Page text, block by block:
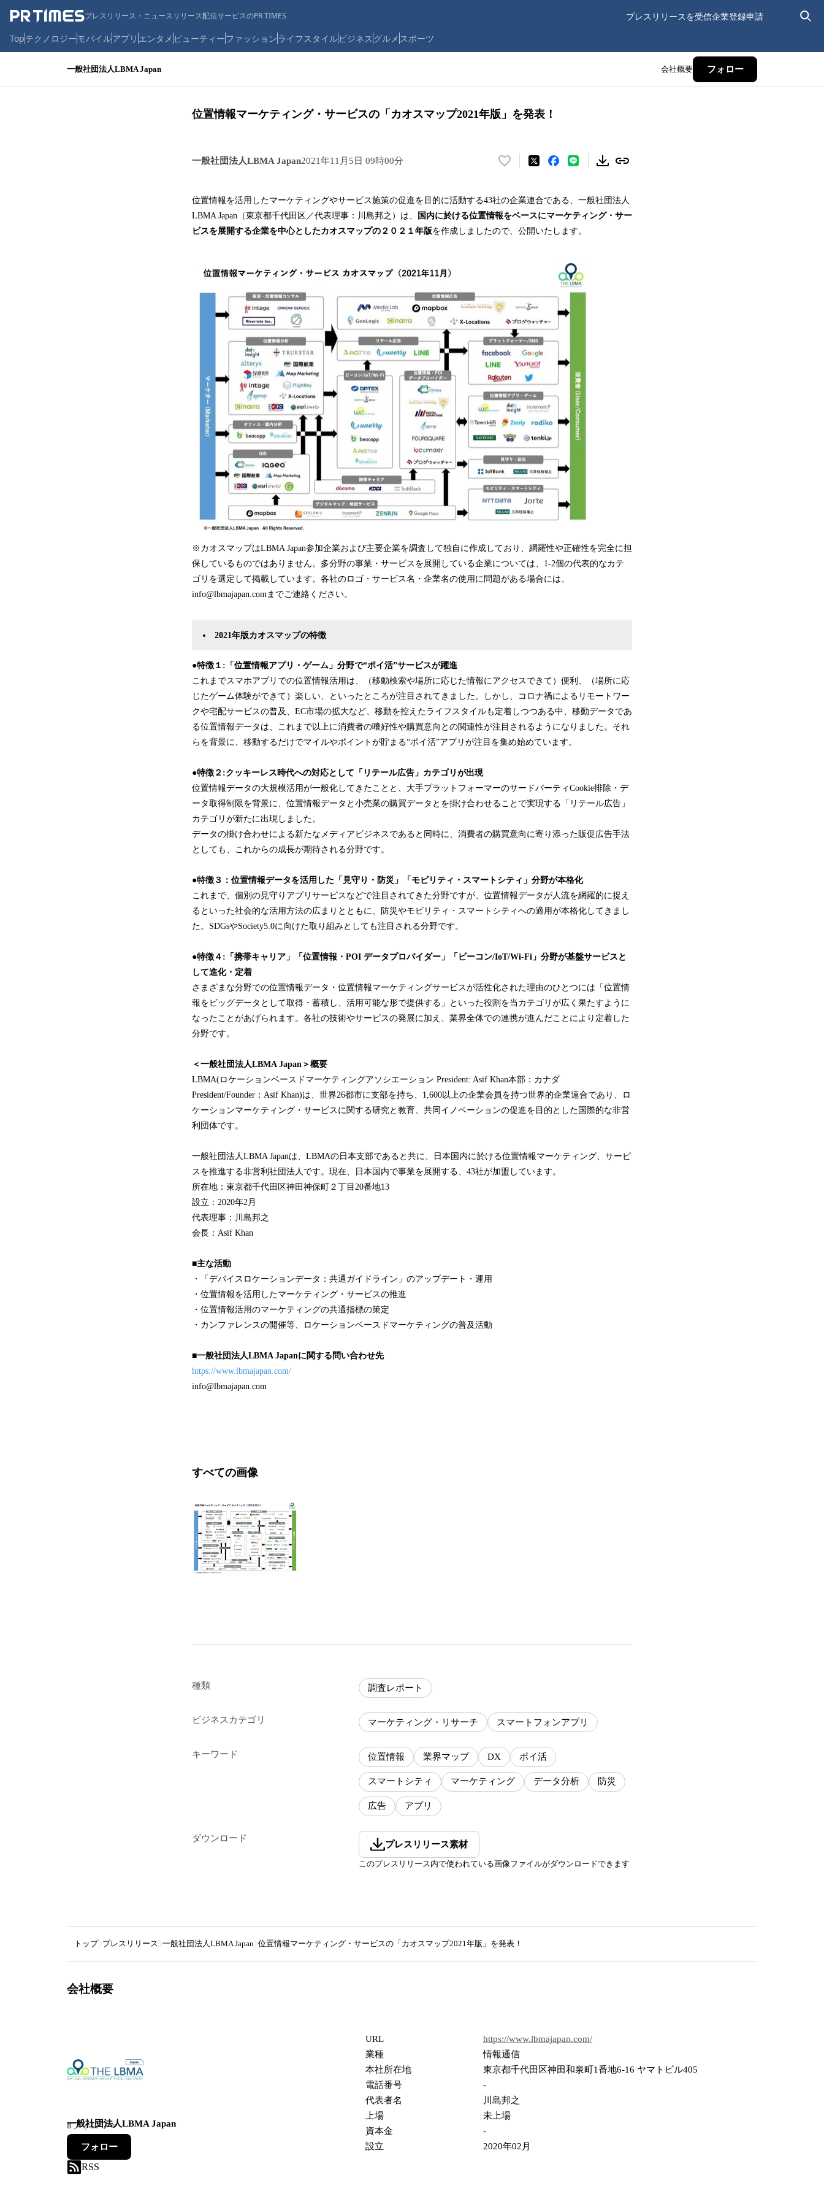
プレスリリース・ニュースリリース配信サービスのPR TIMES プレスリリースを受信企業登録申請
Topテクノロジーモバイルアプリ エンタメ ビューティーファッションライフスタイルビジネス グルメ スポーツ
一般社団法人LBMA Japan 会社概要 フォロー
位置情報マーケティング・サービスの「カオスマップ2021年版」を発表！
一般社団法人LBMA Japan2021年11月5日 09時00分
い
！
数
を
中
で
す
位置情報を活用したマーケティングやサービス施策の促進を目的に活動する43社の企業連合である、一般社団法人
LBMA Japan（東京都千代田区／代表理事：川島邦之）は、
国内に於ける位置情報をベースにマーケティング・サー
ビスを展開する企業を中心としたカオスマップの２０２１年版を作成しましたので、公開いたします。
※カオスマップはLBMA Japan参加企業および主要企業を調査して独自に作成しており、網羅性や正確性を完全に担
保しているものではありません。多分野の事業・サービスを展開している企業については、1-2個の代表的なカテ
ゴリを選定して掲載しています。各社のロゴ・サービス名・企業名の使用に問題がある場合には、
info@lbmajapan.comまでご連絡ください。
2021年版カオスマップの特徴
●特徴１ : 「位置情報アプリ・ゲーム」分野で“ポイ活”サービスが躍進
これまでスマホアプリでの位置情報活用は、（移動検索や場所に応じた情報にアクセスできて）便利、（場所に応
じたゲーム体験ができて）楽しい、といったところが注目されてきました。しかし、コロナ禍によるリモートワー
クや宅配サービスの普及、EC市場の拡大など、移動を控えたライフスタイルも定着しつつある中、移動データであ
る位置情報データは、これまで以上に消費者の嗜好性や購買意向との関連性が注目されるようになりました。それ
らを背景に、移動するだけでマイルやポイントが貯まる“ポイ活”アプリが注目を集め始めています。
●特徴２ :クッキーレス時代への対応として「リテール広告」カテゴリが出現
位置情報データの大規模活用が一般化してきたことと、大手プラットフォーマーのサードパーティCookie排除・デ
ータ取得制限を背景に、位置情報データと小売業の購買データとを掛け合わせることで実現する「リテール広告」
カテゴリが新たに出現しました。
データの掛け合わせによる新たなメディアビジネスであると同時に、消費者の購買意向に寄り添った販促広告手法
としても、これからの成長が期待される分野です。
●特徴３ ：位置情報データを活用した「見守り・防災」「モビリティ・スマートシティ」分野が本格化
これまで、個別の見守りアプリサービスなどで注目されてきた分野ですが、位置情報データが人流を網羅的に捉え
るといった社会的な活用方法の広まりとともに、防災やモビリティ・スマートシティへの適用が本格化してきまし
た。SDGsやSociety5.0に向けた取り組みとしても注目される分野です。
●特徴４ : 「携帯キャリア」「位置情報・ POI データプロバイダー」「ビーコン/IoT/Wi-Fi 」分野が基盤サービスと
して進化・定着
さまざまな分野での位置情報データ・位置情報マーケティングサービスが活性化された理由のひとつには「位置情
報をビッグデータとして取得・蓄積し、活用可能な形で提供する」といった役割を当カテゴリが広く果たすように
なったことがあげられます。各社の技術やサービスの発展に加え、業界全体での連携が進んだことにより定着した
分野です。
＜一般社団法人LBMA Japan＞概要
LBMA(ロケーションベースドマーケティングアソシエーション President: Asif Khan本部：カナダ
President/Founder：Asif Khan)は、世界26都市に支部を持ち、1,600以上の企業会員を持つ世界的企業連合であり、ロ
ケーションマーケティング・サービスに関する研究と教育、共同イノベーションの促進を目的とした国際的な非営
利団体です。
一般社団法人LBMA Japanは、LBMAの日本支部であると共に、日本国内に於ける位置情報マーケティング、サービ
スを推進する非営利社団法人です。現在、日本国内で事業を展開する、43社が加盟しています。
所在地：東京都千代田区神田神保町２丁目20番地13
設立：2020年2月
代表理事：川島邦之
会長：Asif Khan
■主な活動
・「デバイスロケーションデータ：共通ガイドライン」のアップデート・運用
・位置情報を活用したマーケティング・サービスの推進
・位置情報活用のマーケティングの共通指標の策定
・カンファレンスの開催等、ロケーションベースドマーケティングの普及活動
■一般社団法人LBMA Japanに関する問い合わせ先
https://www.lbmajapan.com/
info@lbmajapan.com
すべての画像
種類 調査レポート
ビジネスカテゴリ マーケティング・リサーチ スマートフォンアプリ
キーワード 位置情報 業界マップ DX ポイ活
スマートシティ マーケティング データ分析 防災
広告 アプリ
ダウンロード
プレスリリース素材
このプレスリリース内で使われている画像ファイルがダウンロードできます
トップ プレスリリース 一般社団法人LBMA Japan 位置情報マーケティング・サービスの「カオスマップ2021年版」を発表！
会社概要
一般社団法人LBMA Japan
8フォロワー
フォロー
RSS
URL
https://www.lbmajapan.com/
業種
情報通信
本社所在地
東京都千代田区神田和泉町1番地6-16 ヤマトビル405
電話番号
-
代表者名
川島邦之
上場
未上場
資本金
-
設立
2020年02月